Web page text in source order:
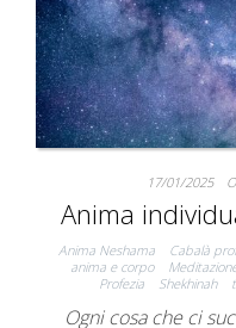
17/01/2025
Anima
Anima Neshama Cabalà
anima e corpo
Profezia
Shekhinah
Ogni cosa che ci